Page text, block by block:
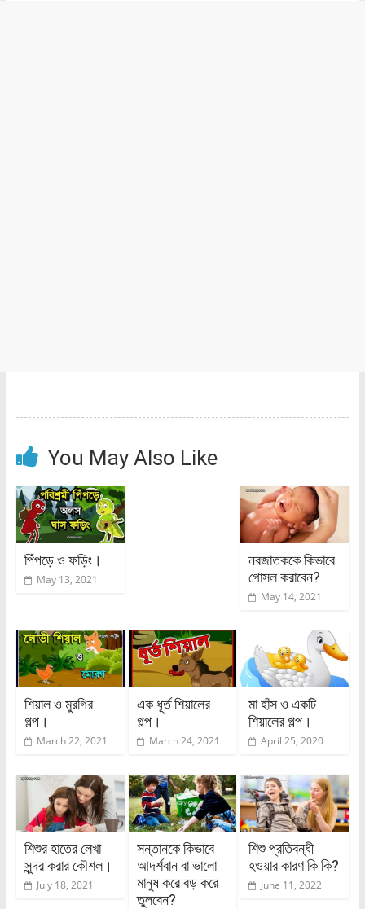
You May Also Like
পিঁপড়ে ও ফড়িং।
May 13, 2021
নবজাতককে কিভাবে
গোসল করাবেন?
May 14, 2021
শিয়াল ও মুরগির
গল্প।
March 22, 2021
এক ধূর্ত শিয়ালের
গল্প।
March 24, 2021
মা হাঁস ও একটি
শিয়ালের গল্প।
April 25, 2020
শিশুর হাতের লেখা
সুন্দর করার কৌশল।
July 18, 2021
সন্তানকে কিভাবে
আদর্শবান বা ভালো
মানুষ করে বড় করে
তুলবেন?
শিশু প্রতিবন্ধী
হওয়ার কারণ কি কি?
June 11, 2022